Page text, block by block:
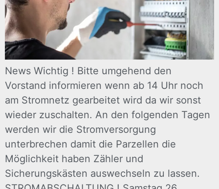
News Wichtig ! Bitte umgehend den
Vorstand informieren wenn ab 14 Uhr noch
am Stromnetz gearbeitet wird da wir sonst
wieder zuschalten. An den folgenden Tagen
werden wir die Stromversorgung
unterbrechen damit die Parzellen die
Möglichkeit haben Zähler und
Sicherungskästen auswechseln zu lassen.